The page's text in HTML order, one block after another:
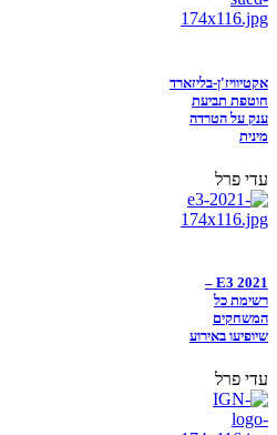
אקטיוויז'ן-בליזארד
חוטפת תביעת
ענק על הטרדה
מינית
עדי פרל
E3 2021 –
רשימת כל
המשחקים
שיופיעו באירוע
עדי פרל